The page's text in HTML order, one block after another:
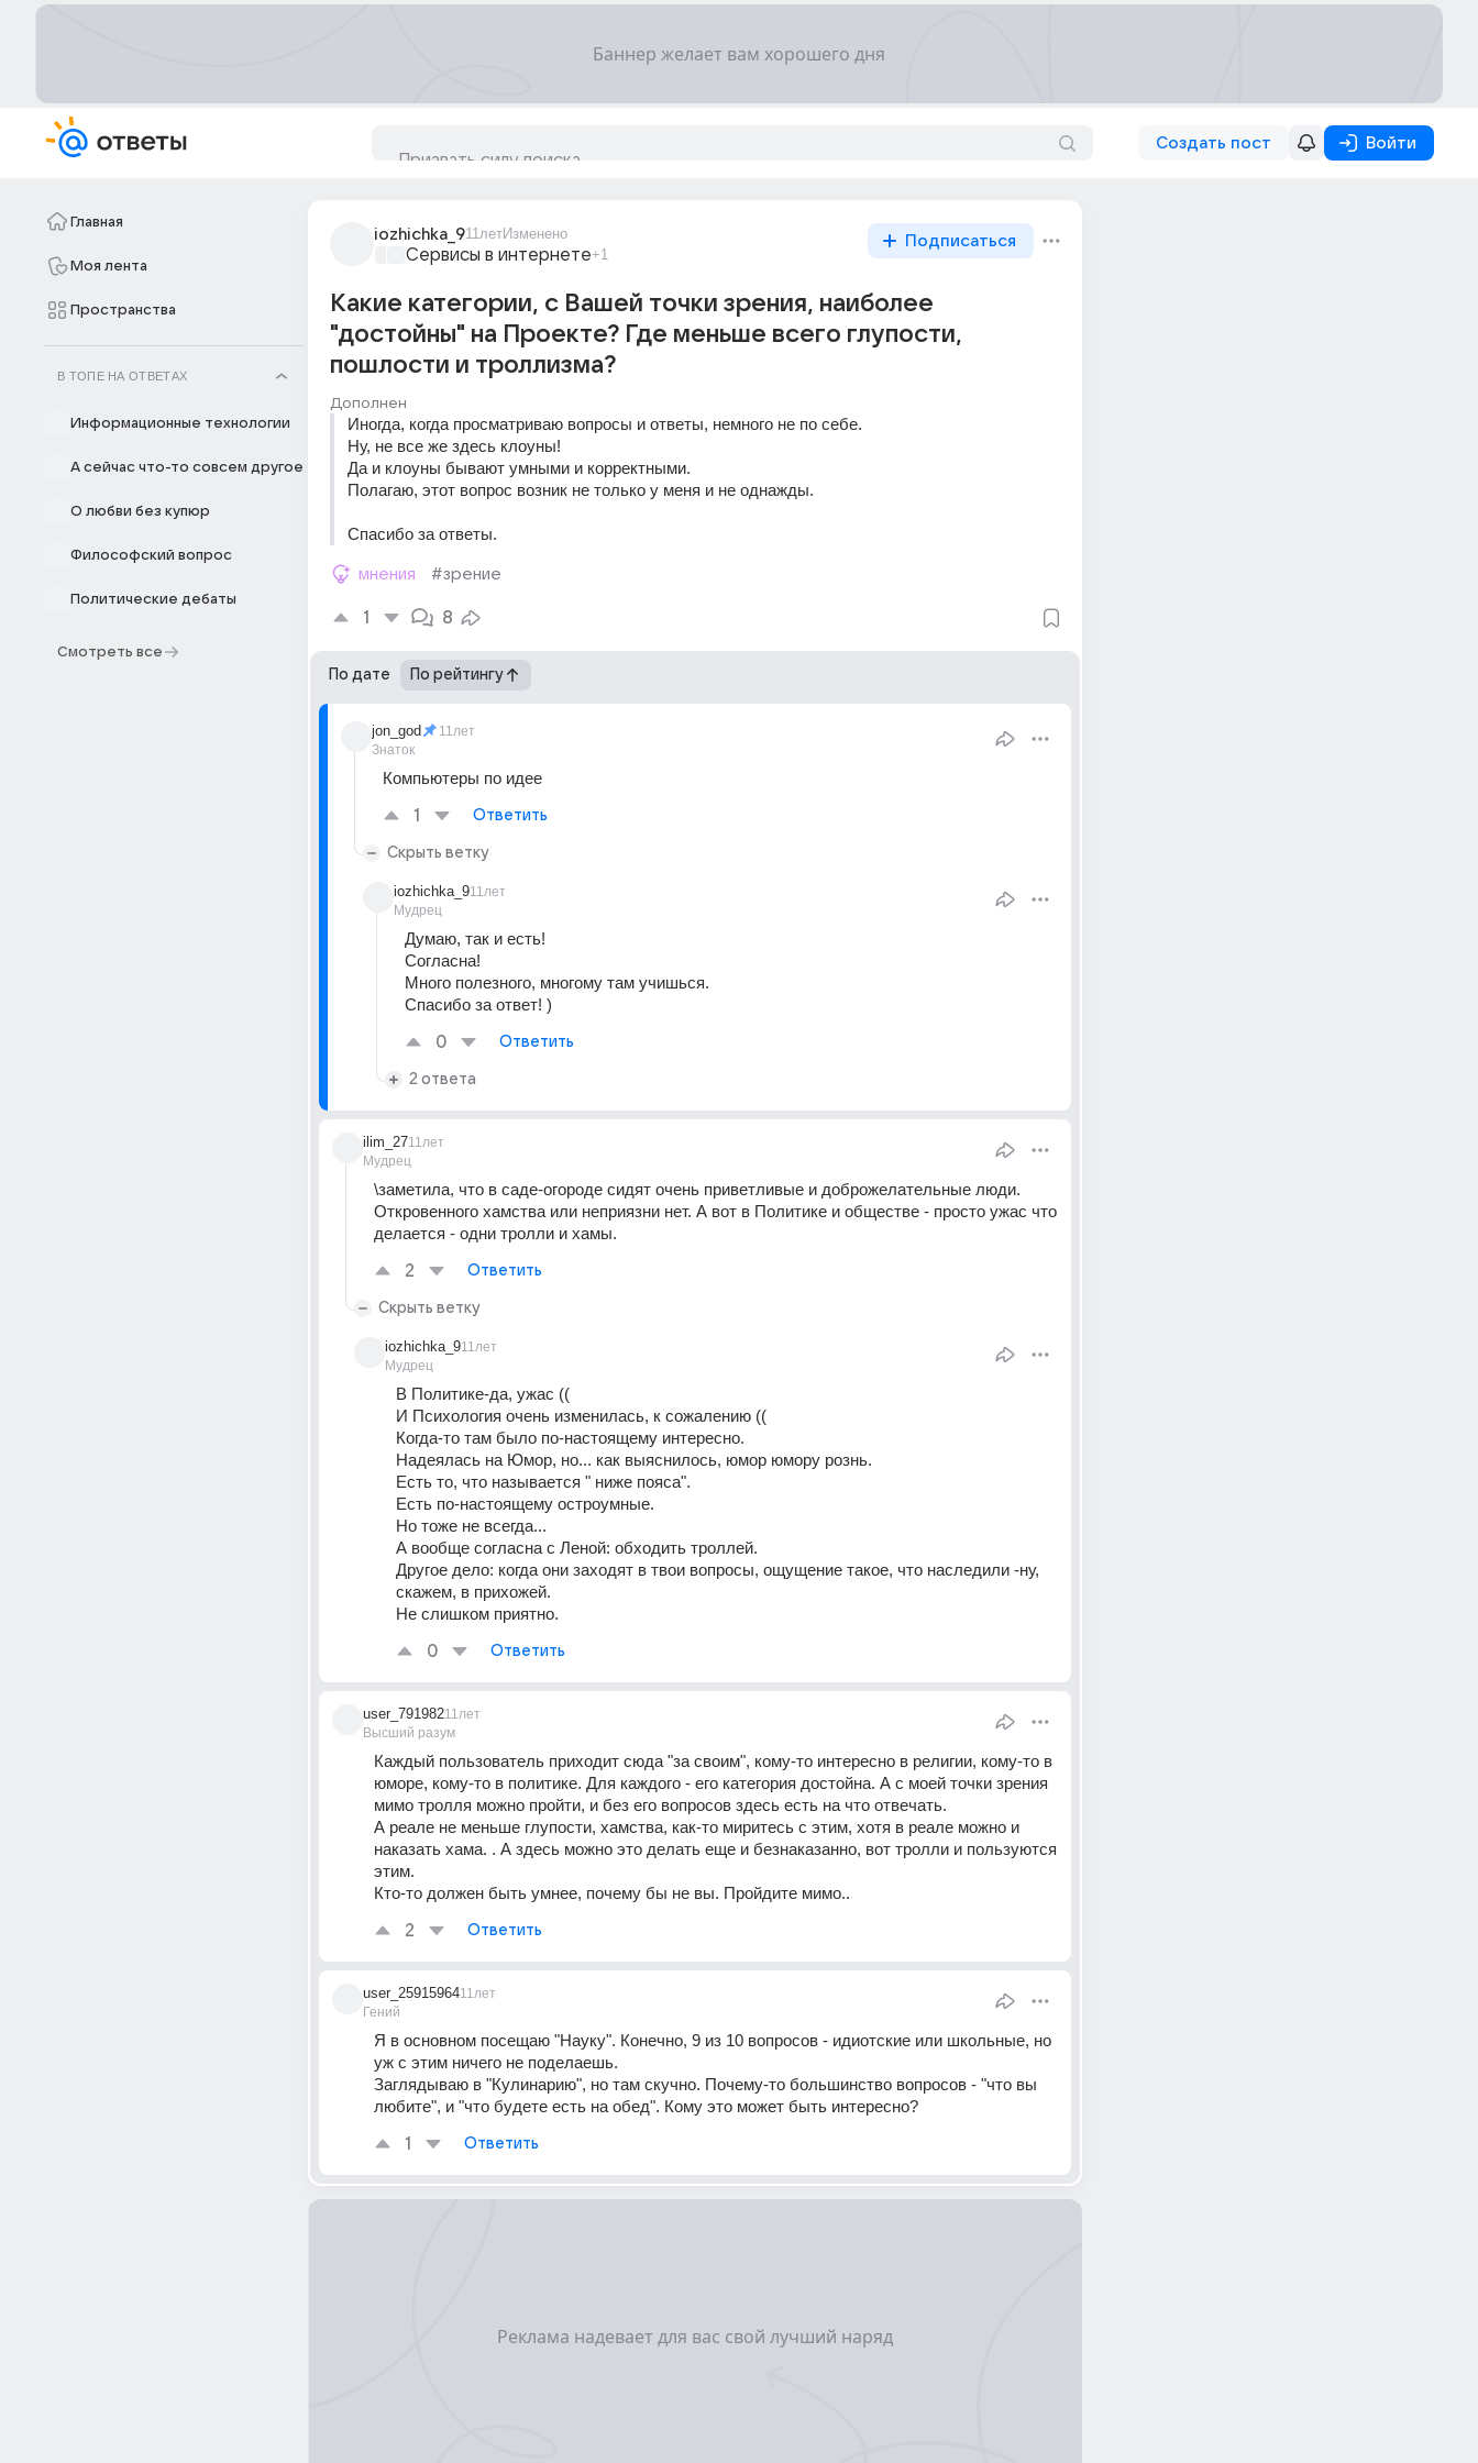
Создать пост Войти
Главная
Моя лента
Пространства
В ТОПЕ НА ОТВЕТАХ
Информационные технологии
А сейчас что-то совсем другое
О любви без купюр
Философский вопрос
Политические дебаты
Смотреть все
iozhichka_911летИзменено
Сервисы в интернете+1
Подписаться
Какие категории, с Вашей точки зрения, наиболее
"достойны" на Проекте? Где меньше всего глупости,
пошлости и троллизма?
Дополнен
Иногда, когда просматриваю вопросы и ответы, немного не по себе.
Ну, не все же здесь клоуны!
Да и клоуны бывают умными и корректными.
Полагаю, этот вопрос возник не только у меня и не однажды.
Спасибо за ответы.
мнения #зрение
1 8
По дате По рейтингу
jon_god
Знаток
11лет
Компьютеры по идее
1 Ответить
Скрыть ветку
iozhichka_9
Мудрец
11лет
Думаю, так и есть!
Согласна!
Много полезного, многому там учишься.
Спасибо за ответ! )
0 Ответить
2 ответа
ilim_27
Мудрец
11лет
\заметила, что в саде-огороде сидят очень приветливые и доброжелательные люди.
Откровенного хамства или неприязни нет. А вот в Политике и обществе - просто ужас что
делается - одни тролли и хамы.
2 Ответить
Скрыть ветку
iozhichka_9
Мудрец
11лет
В Политике-да, ужас ((
И Психология очень изменилась, к сожалению ((
Когда-то там было по-настоящему интересно.
Надеялась на Юмор, но... как выяснилось, юмор юмору рознь.
Есть то, что называется " ниже пояса".
Есть по-настоящему остроумные.
Но тоже не всегда...
А вообще согласна с Леной: обходить троллей.
Другое дело: когда они заходят в твои вопросы, ощущение такое, что наследили -ну,
скажем, в прихожей.
Не слишком приятно.
0 Ответить
user_791982
Высший разум
11лет
Каждый пользователь приходит сюда "за своим", кому-то интересно в религии, кому-то в
юморе, кому-то в политике. Для каждого - его категория достойна. А с моей точки зрения
мимо тролля можно пройти, и без его вопросов здесь есть на что отвечать.
А реале не меньше глупости, хамства, как-то миритесь с этим, хотя в реале можно и
наказать хама. . А здесь можно это делать еще и безнаказанно, вот тролли и пользуются
этим.
Кто-то должен быть умнее, почему бы не вы. Пройдите мимо..
2 Ответить
user_25915964
Гений
11лет
Я в основном посещаю "Науку". Конечно, 9 из 10 вопросов - идиотские или школьные, но
уж с этим ничего не поделаешь.
Заглядываю в "Кулинарию", но там скучно. Почему-то большинство вопросов - "что вы
любите", и "что будете есть на обед". Кому это может быть интересно?
1 Ответить